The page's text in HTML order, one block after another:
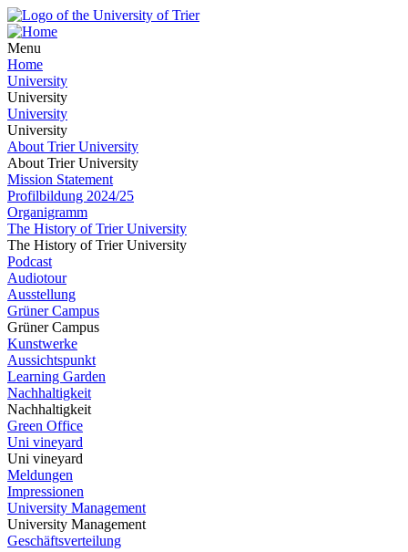
Menu
Home
University
University
University
University
About Trier University
About Trier University
Mission Statement
Profilbildung 2024/25
Organigramm
The History of Trier University
The History of Trier University
Podcast
Audiotour
Ausstellung
Grüner Campus
Grüner Campus
Kunstwerke
Aussichtspunkt
Learning Garden
Nachhaltigkeit
Nachhaltigkeit
Green Office
Uni vineyard
Uni vineyard
Meldungen
Impressionen
University Management
University Management
Geschäftsverteilung